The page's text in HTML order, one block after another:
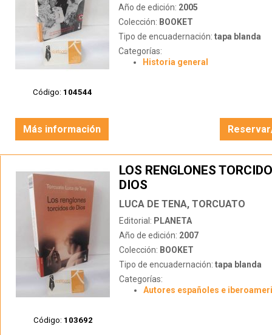
Código: 104544
Año de edición: 2005
Colección: BOOKET
Tipo de encuadernación: tapa blanda
Categorías:
Historia general
Más información
Código: 103692
LOS RENGLONES
DIOS
LUCA DE TENA, TORCUATO
Editorial: PLANETA
Año de edición: 2007
Colección: BOOKET
Tipo de encuadernación: tapa blanda
Categorías:
Autores españoles e